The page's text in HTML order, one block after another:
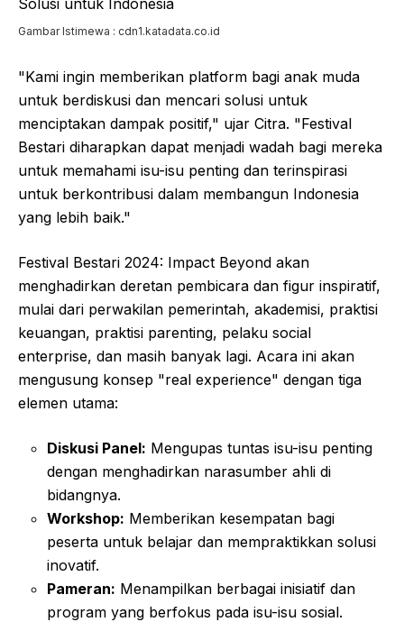
Gambar Istimewa : cdn1.katadata.co.id
"Kami ingin memberikan platform bagi anak muda
untuk berdiskusi dan mencari solusi untuk
menciptakan dampak positif," ujar Citra. "Festival
Bestari diharapkan dapat menjadi wadah bagi mereka
untuk memahami isu-isu penting dan terinspirasi
untuk berkontribusi dalam membangun Indonesia
yang lebih baik."
Festival Bestari 2024: Impact Beyond akan
menghadirkan deretan pembicara dan figur inspiratif,
mulai dari perwakilan pemerintah, akademisi, praktisi
keuangan, praktisi parenting, pelaku social
enterprise, dan masih banyak lagi. Acara ini akan
mengusung konsep "real experience" dengan tiga
elemen utama:
Diskusi Panel: Mengupas tuntas isu-isu penting
dengan menghadirkan narasumber ahli di
bidangnya.
Workshop: Memberikan kesempatan bagi
peserta untuk belajar dan mempraktikkan solusi
inovatif.
Pameran: Menampilkan berbagai inisiatif dan
program yang berfokus pada isu-isu sosial.